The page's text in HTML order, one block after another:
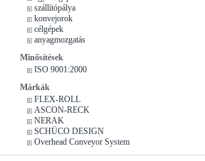
szállítópálya
konvejorok
célgépek
anyagmozgatás
Minősítések
ISO 9001:2000
Márkák
FLEX-ROLL
ASCON-RECK
NERAK
SCHÜCO DESIGN
Overhead Conveyor System